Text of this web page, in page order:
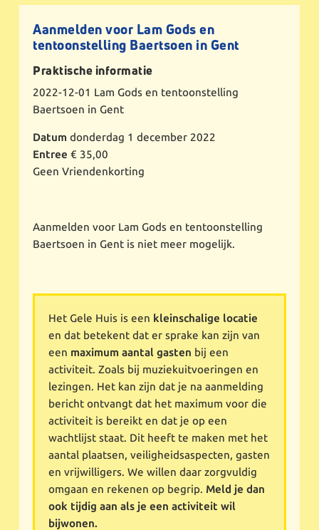
Aanmelden voor Lam Gods en
tentoonstelling Baertsoen in Gent
Praktische informatie
2022-12-01 Lam Gods en tentoonstelling
Baertsoen in Gent
Datum donderdag 1 december 2022
Entree € 35,00
Geen Vriendenkorting
Aanmelden voor Lam Gods en tentoonstelling
Baertsoen in Gent is niet meer mogelijk.
Het Gele Huis is een kleinschalige locatie
en dat betekent dat er sprake kan zijn van
een maximum aantal gasten bij een
activiteit. Zoals bij muziekuitvoeringen en
lezingen. Het kan zijn dat je na aanmelding
bericht ontvangt dat het maximum voor die
activiteit is bereikt en dat je op een
wachtlijst staat. Dit heeft te maken met het
aantal plaatsen, veiligheidsaspecten, gasten
en vrijwilligers. We willen daar zorgvuldig
omgaan en rekenen op begrip. Meld je dan
ook tijdig aan als je een activiteit wil
bijwonen.